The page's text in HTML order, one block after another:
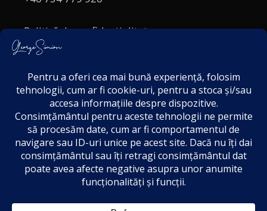
Politică de confidențialitate
Politica cookies
Acordul de markting
Disclaimer